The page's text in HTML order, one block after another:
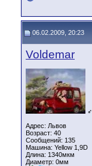
06.02.2009, 20:23
Voldemar
♂
Адрес: Львов
Возраст: 40
Сообщений: 135
Машина: Yellow 1,9D
Длина: 1340мкм
Диаметр: 0мм